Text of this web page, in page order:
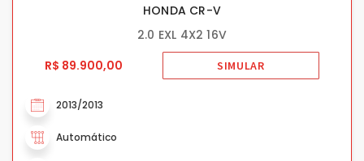
HONDA CR-V
2.0 EXL 4X2 16V
R$ 89.900,00
SIMULAR
2013/2013
Automático